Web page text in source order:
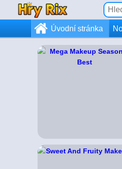
Úvodní stránka